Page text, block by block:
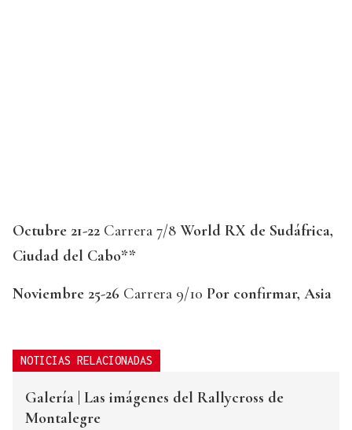
Octubre 21-22 Carrera 7/8 World RX de Sudáfrica,
Ciudad del Cabo**
Noviembre 25-26 Carrera 9/10 Por confirmar, Asia
NOTICIAS RELACIONADAS
Galería | Las imágenes del Rallycross de
Montalegre